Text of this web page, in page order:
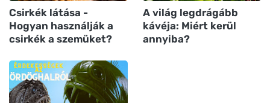
Csirkék látása -
Hogyan használják a
csirkék a szemüket?
A világ legdrágább
kávéja: Miért kerül
annyiba?